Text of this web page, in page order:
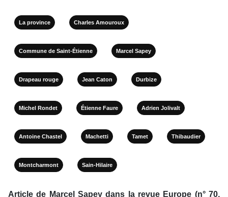
La province Charles Amouroux
Commune de Saint-Étienne Marcel Sapey
Drapeau rouge Jean Caton Durbize
Michel Rondet Étienne Faure Adrien Jolivalt
Antoine Chastel Machetti Tamet Thibaudier
Montcharmont Sain-Hilaire
Article de Marcel Sapey dans la revue Europe (n° 70,